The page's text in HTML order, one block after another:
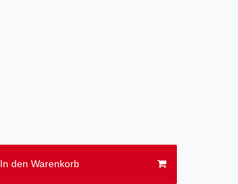
In den Warenkorb